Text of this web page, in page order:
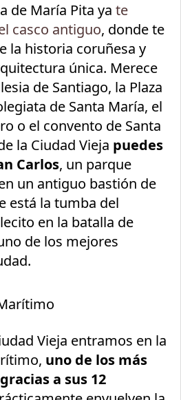
de María Pita yate
casco antiguo, donde te
la historia coruñesa y
única. Merece
de Santiago, la Plaza
de Santa María, el
o el convento de Santa
la Ciudad Vieja puedes
Carlos, un parque
un antiguo bastión de
está la tumba del
en la batalla de
de los mejores
Vieja entramos en la
uno de los más
a sus 12